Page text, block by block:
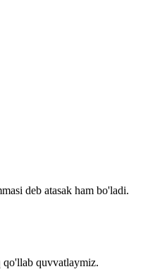
deb atasak ham bo'ladi.
qo'llab quvvatlaymiz.